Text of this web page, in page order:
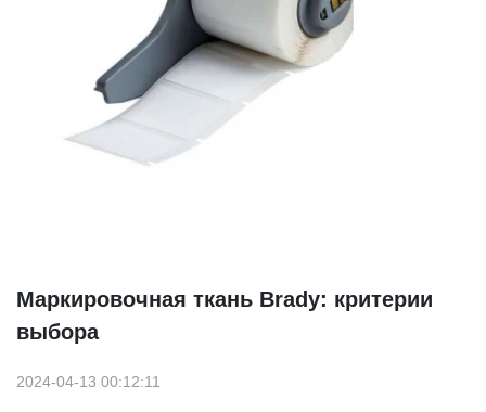
Маркировочная ткань Brady: критерии
выбора
2024-04-13 00:12:11